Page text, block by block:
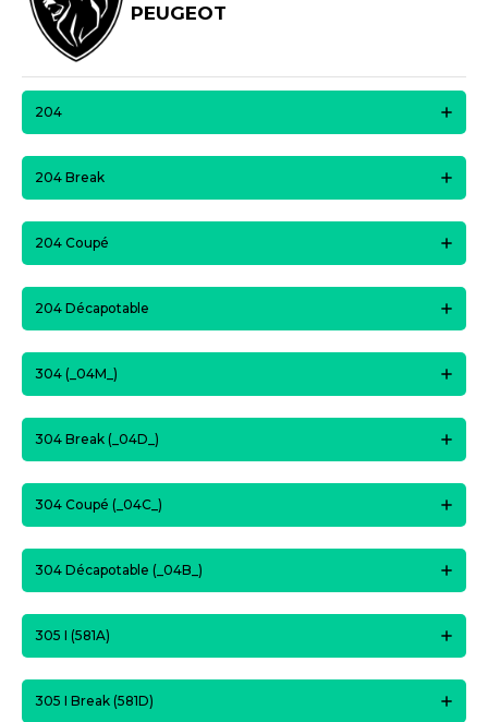
PEUGEOT
204
204 Break
204 Coupé
204 Décapotable
304 (_04M_)
304 Break (_04D_)
304 Coupé (_04C_)
304 Décapotable (_04B_)
305 I (581A)
305 I Break (581D)